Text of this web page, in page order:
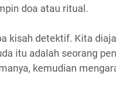
doa atau ritual.
kisah detektif. Kita
itu adalah seorang
kemudian